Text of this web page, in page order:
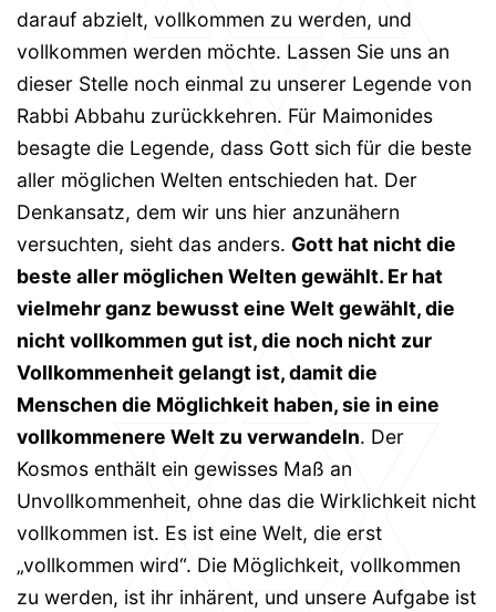
darauf abzielt, vollkommen zu werden, und
vollkommen werden möchte. Lassen Sie uns an
dieser Stelle noch einmal zu unserer Legende von
Rabbi Abbahu zurückkehren. Für Maimonides
besagte die Legende, dass Gott sich für die beste
aller möglichen Welten entschieden hat. Der
Denkansatz, dem wir uns hier anzunähern
versuchten, sieht das anders. Gott hat nicht die
beste aller möglichen Welten gewählt. Er hat
vielmehr ganz bewusst eine Welt gewählt, die
nicht vollkommen gut ist, die noch nicht zur
Vollkommenheit gelangt ist, damit die
Menschen die Möglichkeit haben, sie in eine
vollkommenere Welt zu verwandeln. Der
Kosmos enthält ein gewisses Maß an
Unvollkommenheit, ohne das die Wirklichkeit nicht
vollkommen ist. Es ist eine Welt, die erst
„vollkommen wird“. Die Möglichkeit, vollkommen
zu werden, ist ihr inhärent, und unsere Aufgabe ist